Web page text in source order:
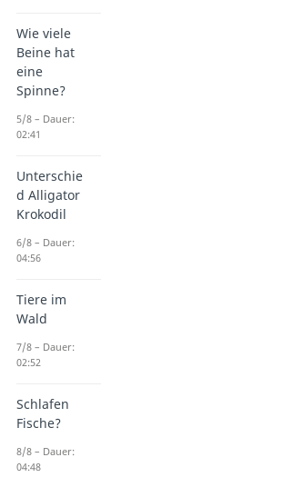
Wie viele
Beine hat
eine
Spinne?
5/8 – Dauer:
02:41
Unterschie
d Alligator
Krokodil
6/8 – Dauer:
04:56
Tiere im
Wald
7/8 – Dauer:
02:52
Schlafen
Fische?
8/8 – Dauer:
04:48